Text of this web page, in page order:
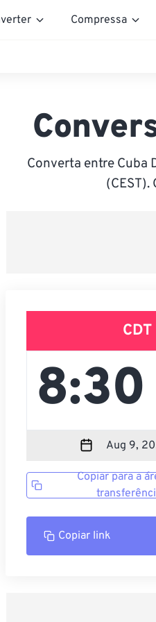
Compressa
Converta entre Cuba
CDT
Copiar para a
Copiar link